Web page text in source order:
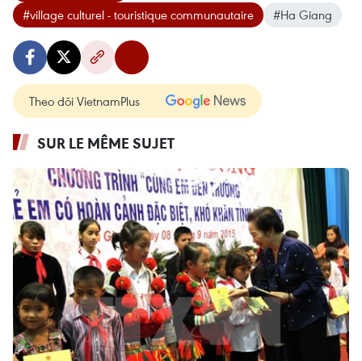
#village culturel - touristique communautaire
#Ha Giang
Theo dõi VietnamPlus
SUR LE MÊME SUJET